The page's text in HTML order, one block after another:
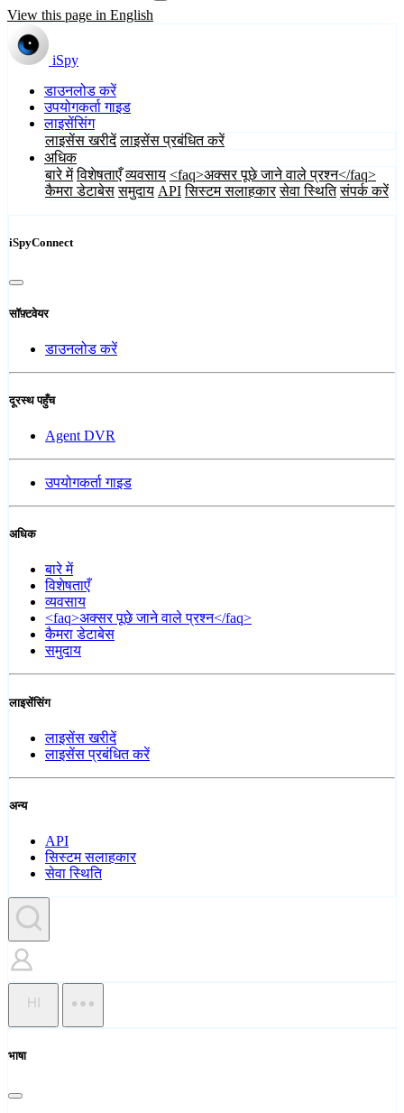
View this page in English
iSpy
डाउनलोड करें
उपयोगकर्ता गाइड
लाइसेंसिंग
लाइसेंस खरीदें लाइसेंस प्रबंधित करें
अधिक
बारे में विशेषताएँ व्यवसाय <faq>अक्सर पूछे जाने वाले प्रश्न</faq>
कैमरा डेटाबेस समुदाय API सिस्टम सलाहकार सेवा स्थिति संपर्क करें
iSpyConnect
सॉफ़्टवेयर
डाउनलोड करें
दूरस्थ पहुँच
Agent DVR
उपयोगकर्ता गाइड
अधिक
बारे में
विशेषताएँ
व्यवसाय
<faq>अक्सर पूछे जाने वाले प्रश्न</faq>
कैमरा डेटाबेस
समुदाय
लाइसेंसिंग
लाइसेंस खरीदें
लाइसेंस प्रबंधित करें
अन्य
API
सिस्टम सलाहकार
सेवा स्थिति
HI
भाषा